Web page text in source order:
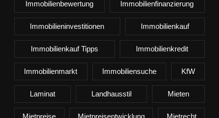
Immobilienbewertung Immobilienfinanzierung
Immobilieninvestitionen Immobilienkauf
Immobilienkauf Tipps Immobilienkredit
Immobilienmarkt Immobiliensuche KfW
Laminat Landhausstil Mieten
Mietpreise Mietpreisentwicklung Mietrecht